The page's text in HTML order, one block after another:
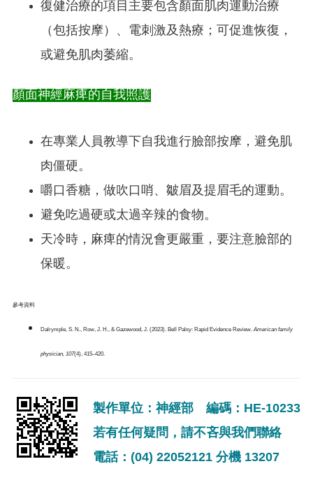
復健治療的項目主要包含顏面肌肉運動治療
（包括按摩）、電刺激及熱療；可促進恢復，
或避免肌肉萎縮。
顏面神經麻痺的自我照護
在專業人員教導下自我進行臉部按摩，避免肌
肉僵硬。
嚼口香糖，做吹口哨、皺眉及提眉毛的運動。
避免吃過硬或太過辛辣的食物。
天冷時，麻痺的情況會更嚴重，要注意臉部的
保暖。
參考資料
Dalrymple, S. N., Row, J. H., & Gazewood, J. (2023). Bell Palsy: Rapid Evidence Review.American family
physician, 107(4), 415–420.
製作單位：神經部 編碼：HE-10233
若有任何疑問，請不吝與我們聯絡
電話：(04) 22052121 分機 13207